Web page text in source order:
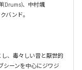
(Drums)、中村颯
バンド。
、毒々しい音と厭世的
シーンを中心にジワジ